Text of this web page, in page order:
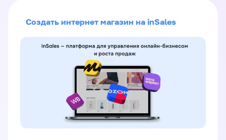
Создать интернет магазин на inSales